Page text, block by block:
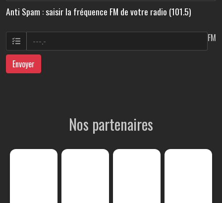
Anti Spam : saisir la fréquence FM de votre radio (101.5)
FM
Envoyer
Nos partenaires